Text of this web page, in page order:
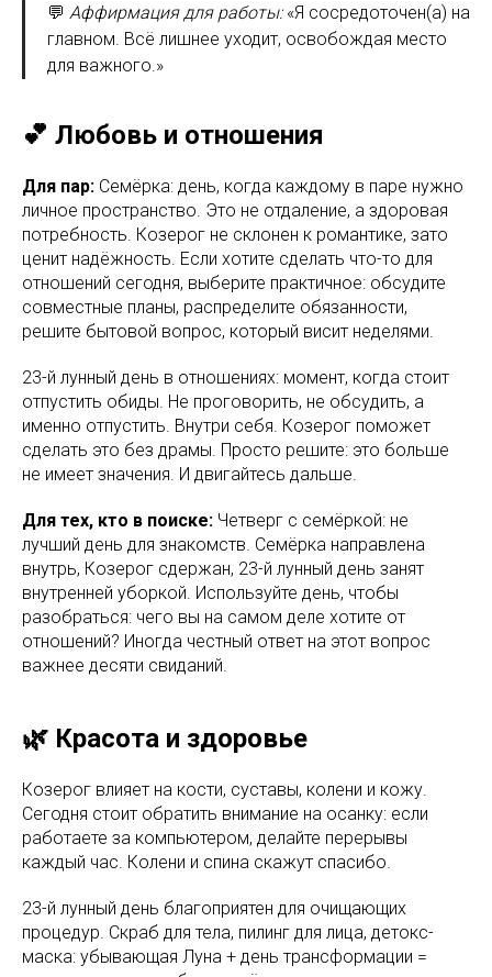
💬 Аффирмация для работы:«Я сосредоточен(а) на
главном. Всё лишнее уходит, освобождая место
для важного.»
💕 Любовь и отношения
Для пар: Семёрка: день, когда каждому в паре нужно
личное пространство. Это не отдаление, а здоровая
потребность. Козерог не склонен к романтике, зато
ценит надёжность. Если хотите сделать что-то для
отношений сегодня, выберите практичное: обсудите
совместные планы, распределите обязанности,
решите бытовой вопрос, который висит неделями.
23-й лунный день в отношениях: момент, когда стоит
отпустить обиды. Не проговорить, не обсудить, а
именно отпустить. Внутри себя. Козерог поможет
сделать это без драмы. Просто решите: это больше
не имеет значения. И двигайтесь дальше.
Для тех, кто в поиске: Четверг с семёркой: не
лучший день для знакомств. Семёрка направлена
внутрь, Козерог сдержан, 23-й лунный день занят
внутренней уборкой. Используйте день, чтобы
разобраться: чего вы на самом деле хотите от
отношений? Иногда честный ответ на этот вопрос
важнее десяти свиданий.
🌿 Красота и здоровье
Козерог влияет на кости, суставы, колени и кожу.
Сегодня стоит обратить внимание на осанку: если
работаете за компьютером, делайте перерывы
каждый час. Колени и спина скажут спасибо.
23-й лунный день благоприятен для очищающих
процедур. Скраб для тела, пилинг для лица, детокс-
маска: убывающая Луна + день трансформации =